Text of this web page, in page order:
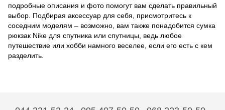
подробные описания и фото помогут вам сделать правильный
выбор. Подбирая аксессуар для себя, присмотритесь к
соседним моделям – возможно, вам также понадобится сумка
рюкзак Nike для спутника или спутницы, ведь любое
путешествие или хобби намного веселее, если его есть с кем
разделить.